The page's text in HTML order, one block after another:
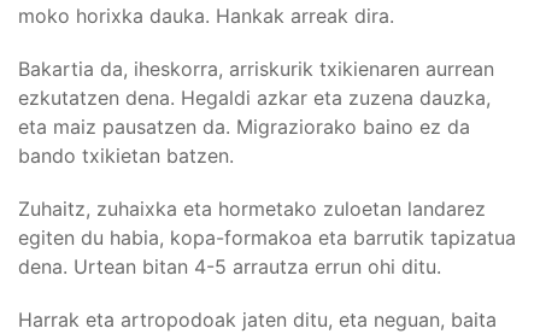
moko horixka dauka. Hankak arreak dira.
Bakartia da, iheskorra, arriskurik txikienaren aurrean
ezkutatzen dena. Hegaldi azkar eta zuzena dauzka,
eta maiz pausatzen da. Migraziorako baino ez da
bando txikietan batzen.
Zuhaitz, zuhaixka eta hormetako zuloetan landarez
egiten du habia, kopa-formakoa eta barrutik tapizatua
dena. Urtean bitan 4-5 arrautza errun ohi ditu.
Harrak eta artropodoak jaten ditu, eta neguan, baita